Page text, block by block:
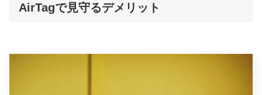
AirTagで見守るデメリット